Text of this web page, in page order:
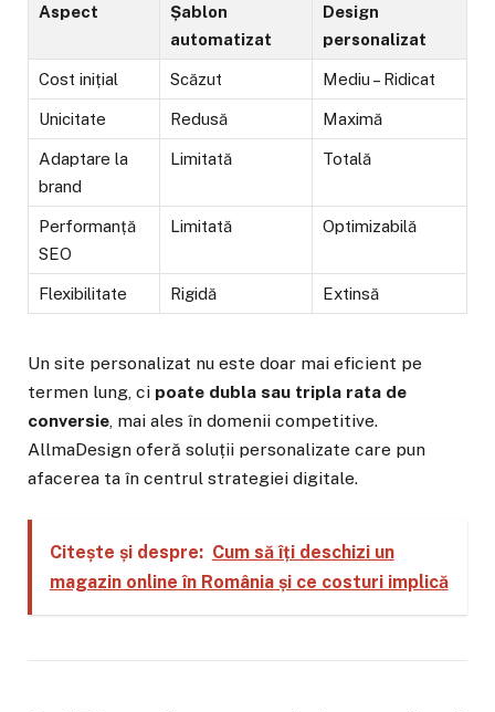
Aspect
Șablon
automatizat
Design
personalizat
Cost inițial Scăzut Mediu – Ridicat
Unicitate Redusă Maximă
Adaptare la
brand
Limitată Totală
Performanță
SEO
Limitată Optimizabilă
Flexibilitate Rigidă Extinsă
Un site personalizat nu este doar mai eficient pe
termen lung, ci poate dubla sau tripla rata de
conversie, mai ales în domenii competitive.
AllmaDesign oferă soluții personalizate care pun
afacerea ta în centrul strategiei digitale.
Citește și despre: Cum să îți deschizi un
magazin online în România și ce costuri implică